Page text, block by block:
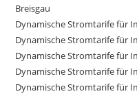
Breisgau
Dynamische Stromtarife für
Dynamische Stromtarife für
Dynamische Stromtarife für
Dynamische Stromtarife für
Dynamische Stromtarife für